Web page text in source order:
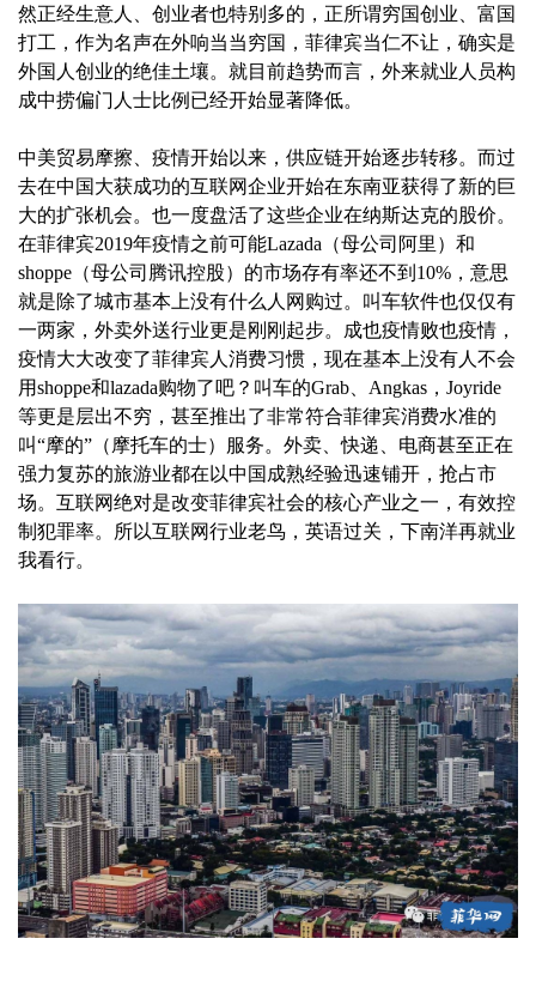
然正经生意人、创业者也特别多的，正所谓穷国创业、富国
打工，作为名声在外响当当穷国，菲律宾当仁不让，确实是
外国人创业的绝佳土壤。就目前趋势而言，外来就业人员构
成中捞偏门人士比例已经开始显著降低。
中美贸易摩擦、疫情开始以来，供应链开始逐步转移。而过
去在中国大获成功的互联网企业开始在东南亚获得了新的巨
大的扩张机会。也一度盘活了这些企业在纳斯达克的股价。
在菲律宾2019年疫情之前可能Lazada（母公司阿里）和
shoppe（母公司腾讯控股）的市场存有率还不到10%，意思
就是除了城市基本上没有什么人网购过。叫车软件也仅仅有
一两家，外卖外送行业更是刚刚起步。成也疫情败也疫情，
疫情大大改变了菲律宾人消费习惯，现在基本上没有人不会
用shoppe和lazada购物了吧？叫车的Grab、Angkas，Joyride
等更是层出不穷，甚至推出了非常符合菲律宾消费水准的
叫“摩的”（摩托车的士）服务。外卖、快递、电商甚至正在
强力复苏的旅游业都在以中国成熟经验迅速铺开，抢占市
场。互联网绝对是改变菲律宾社会的核心产业之一，有效控
制犯罪率。所以互联网行业老鸟，英语过关，下南洋再就业
我看行。